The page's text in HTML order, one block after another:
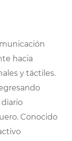
hacia
y táctiles.
Conocido